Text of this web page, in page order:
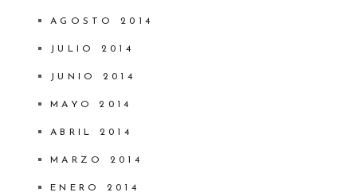
AGOSTO 2014
JULIO 2014
JUNIO 2014
MAYO 2014
ABRIL 2014
MARZO 2014
ENERO 2014